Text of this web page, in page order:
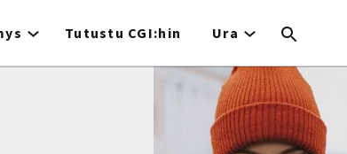
Tutustu CGI:hin Ura